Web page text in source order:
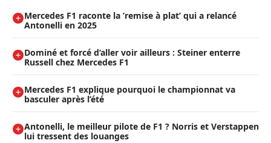
Mercedes F1 raconte la ’remise à plat’ qui a relancé
Antonelli en 2025
Dominé et forcé d’aller voir ailleurs : Steiner enterre
Russell chez Mercedes F1
Mercedes F1 explique pourquoi le championnat va
basculer après l’été
Antonelli, le meilleur pilote de F1 ? Norris et Verstappen
lui tressent des louanges